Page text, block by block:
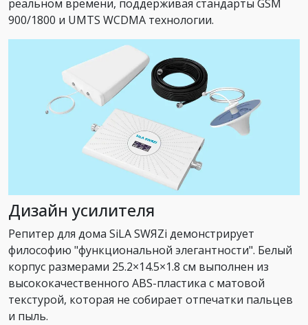
реальном времени, поддерживая стандарты GSM
900/1800 и UMTS WCDMA технологии.
Дизайн усилителя
Репитер для дома SiLA SWЯZi демонстрирует
философию "функциональной элегантности". Белый
корпус размерами 25.2×14.5×1.8 см выполнен из
высококачественного ABS-пластика с матовой
текстурой, которая не собирает отпечатки пальцев
и пыль.